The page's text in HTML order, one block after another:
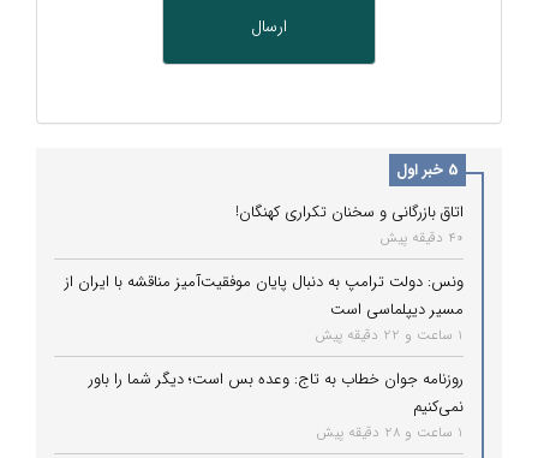
5 خبر اول
اتاق بازرگانی و سخنان تکراری کهنگان!
40 دقیقه پیش
ونس: دولت ترامپ به دنبال پایان موفقیت‌آمیز مناقشه با ایران از
مسیر دیپلماسی است
1 ساعت و 22 دقیقه پیش
روزنامه جوان خطاب به تاج: وعده بس است؛ دیگر شما را باور
نمی‌کنیم
1 ساعت و 28 دقیقه پیش